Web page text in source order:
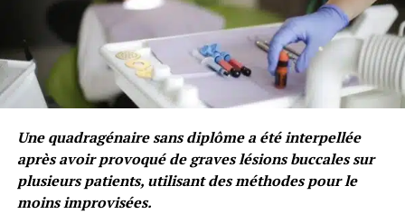
Une quadragénaire sans diplôme a été interpellée
après avoir provoqué de graves lésions buccales sur
plusieurs patients, utilisant des méthodes pour le
moins improvisées.